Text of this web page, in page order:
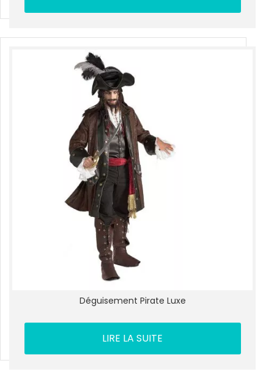
Déguisement Pirate Luxe
LIRE LA SUITE